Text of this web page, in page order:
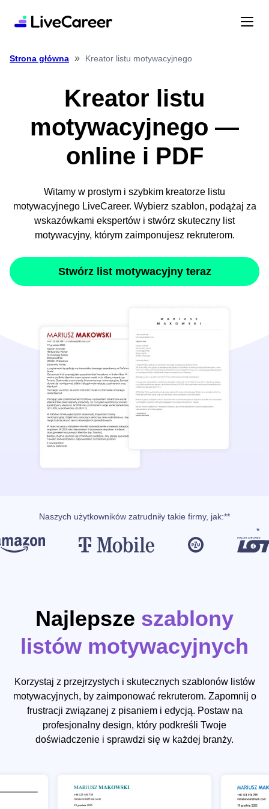
Strona główna » Kreator listu motywacyjnego
Kreator listu
motywacyjnego —
online i PDF
Witamy w prostym i szybkim kreatorze listu
motywacyjnego LiveCareer. Wybierz szablon, podążaj za
wskazówkami ekspertów i stwórz skuteczny list
motywacyjny, którym zaimponujesz rekruterom.
Stwórz list motywacyjny teraz
Naszych użytkowników zatrudniły takie firmy, jak:**
Najlepsze szablony
listów motywacyjnych
Korzystaj z przejrzystych i skutecznych szablonów listów
motywacyjnych, by zaimponować rekruterom. Zapomnij o
frustracji związanej z pisaniem i edycją. Postaw na
profesjonalny design, który podkreśli Twoje
doświadczenie i sprawdzi się w każdej branży.